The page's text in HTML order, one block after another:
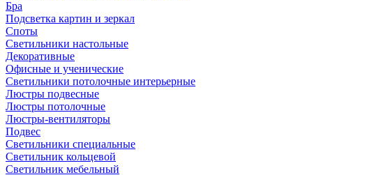
Бра
Подсветка картин и зеркал
Споты
Светильники настольные
Декоративные
Офисные и ученические
Светильники потолочные интерьерные
Люстры подвесные
Люстры потолочные
Люстры-вентиляторы
Подвес
Светильники специальные
Светильник кольцевой
Светильник мебельный